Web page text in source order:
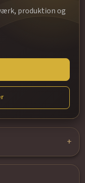
produktion og